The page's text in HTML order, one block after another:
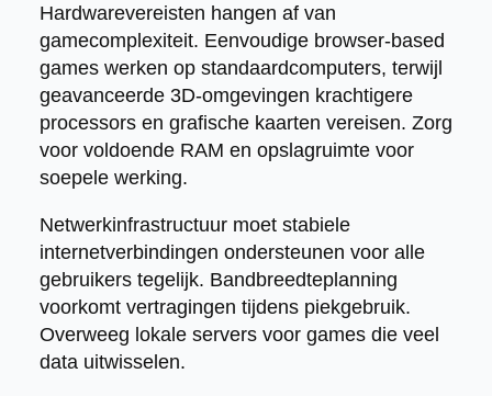
Hardwarevereisten hangen af van
gamecomplexiteit. Eenvoudige browser-based
games werken op standaardcomputers, terwijl
geavanceerde 3D-omgevingen krachtigere
processors en grafische kaarten vereisen. Zorg
voor voldoende RAM en opslagruimte voor
soepele werking.
Netwerkinfrastructuur moet stabiele
internetverbindingen ondersteunen voor alle
gebruikers tegelijk. Bandbreedteplanning
voorkomt vertragingen tijdens piekgebruik.
Overweeg lokale servers voor games die veel
data uitwisselen.